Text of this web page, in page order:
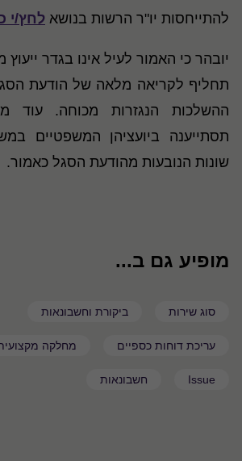
להתייחסות יו"ר הרשות בנושא לחץ/י
יובהר כי האמור לעיל אינו בגדר ייעוץ
תחליף לקריאה מלאה של הודעת
ההשלכות הנגזרות מכוחה. עוד
תסתייענה ביועציהן המשפטיים
שונות הנובעות מהודעת הסגל כאמור.
מופיע גם ב...
סוג שירות ביקורת וחשבונאות
עריכת דוחות כספיים מחלקה
Issue חשבונאות